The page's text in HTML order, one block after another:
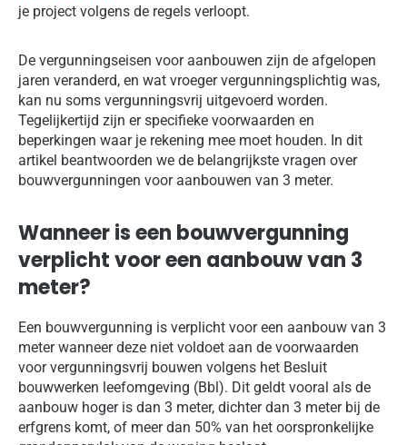
je project volgens de regels verloopt.
De vergunningseisen voor aanbouwen zijn de afgelopen
jaren veranderd, en wat vroeger vergunningsplichtig was,
kan nu soms vergunningsvrij uitgevoerd worden.
Tegelijkertijd zijn er specifieke voorwaarden en
beperkingen waar je rekening mee moet houden. In dit
artikel beantwoorden we de belangrijkste vragen over
bouwvergunningen voor aanbouwen van 3 meter.
Wanneer is een bouwvergunning
verplicht voor een aanbouw van 3
meter?
Een bouwvergunning is verplicht voor een aanbouw van 3
meter wanneer deze niet voldoet aan de voorwaarden
voor vergunningsvrij bouwen volgens het Besluit
bouwwerken leefomgeving (Bbl). Dit geldt vooral als de
aanbouw hoger is dan 3 meter, dichter dan 3 meter bij de
erfgrens komt, of meer dan 50% van het oorspronkelijke